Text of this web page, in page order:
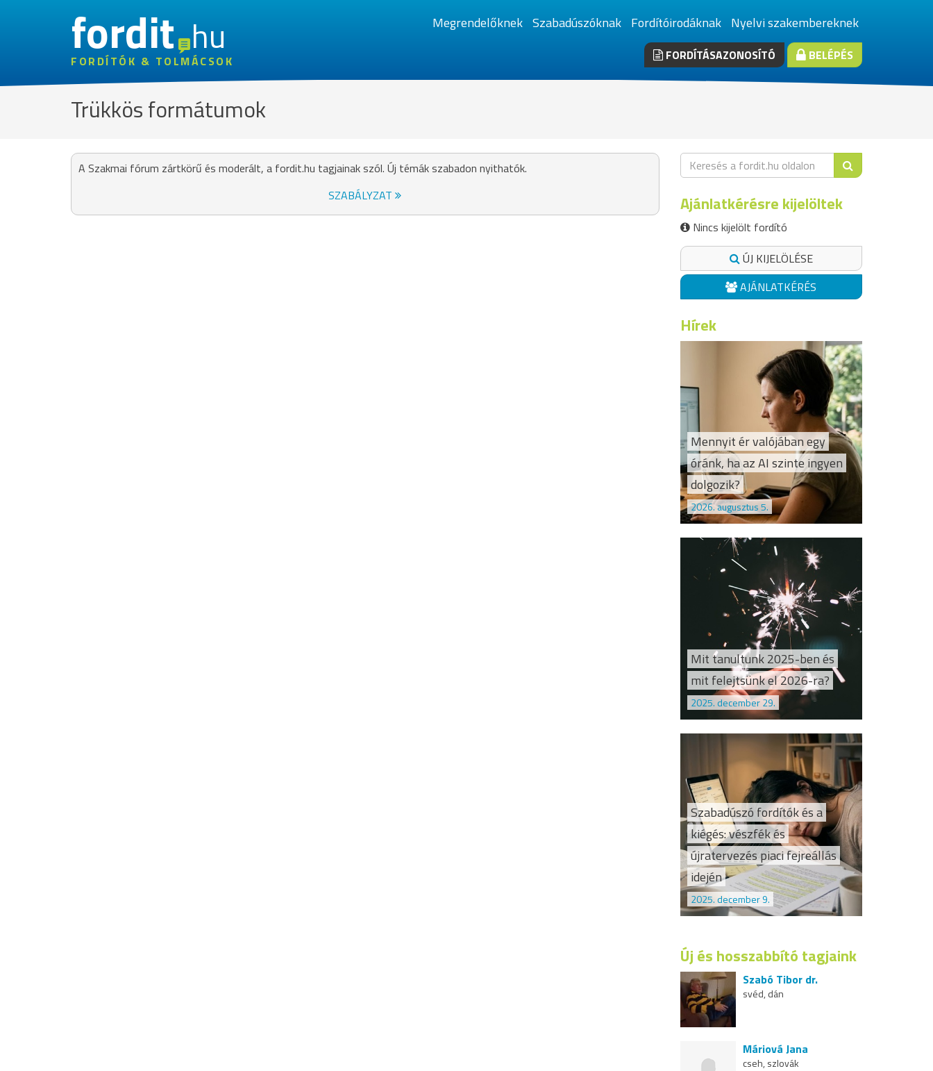
fordithu
FORDÍTÓK & TOLMÁCSOK
Megrendelőknek Szabadúszóknak Fordítóirodáknak Nyelvi szakembereknek
FORDÍTÁSAZONOSÍTÓ BELÉPÉS
Trükkös formátumok
A Szakmai fórum zártkörű és moderált, a fordit.hu tagjainak szól. Új témák szabadon nyithatók.
SZABÁLYZAT
Ajánlatkérésre kijelöltek
Nincs kijelölt fordító
ÚJ KIJELÖLÉSE
AJÁNLATKÉRÉS
Hírek
Mennyit ér valójában egy
óránk, ha az AI szinte ingyen
dolgozik?
2026. augusztus 5.
Mit tanultunk 2025-ben és
mit felejtsünk el 2026-ra?
2025. december 29.
Szabadúszó fordítók és a
kiégés: vészfék és
újratervezés piaci fejreállás
idején
2025. december 9.
Új és hosszabbító tagjaink
Szabó Tibor dr.
svéd, dán
Máriová Jana
cseh, szlovák